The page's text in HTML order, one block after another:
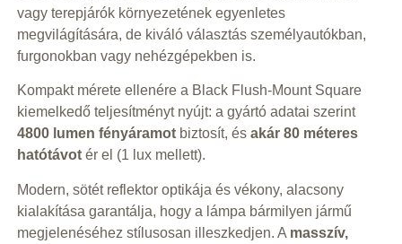
vagy terepjárók környezetének egyenletes
megvilágítására, de kiváló választás személyautókban,
furgonokban vagy nehézgépekben is.
Kompakt mérete ellenére a Black Flush-Mount Square
kiemelkedő teljesítményt nyújt: a gyártó adatai szerint
4800 lumen fényáramotbiztosít, és akár 80 méteres
hatótávotér el (1 lux mellett).
Modern, sötét reflektor optikája és vékony, alacsony
kialakítása garantálja, hogy a lámpa bármilyen jármű
megjelenéséhez stílusosan illeszkedjen. A masszív,